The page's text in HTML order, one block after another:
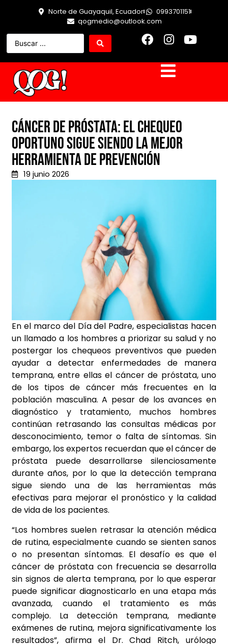
Norte de Guayaquil, Ecuador
0993701151
qogmedio@outlook.com
CÁNCER DE PRÓSTATA: EL CHEQUEO
OPORTUNO SIGUE SIENDO LA MEJOR
HERRAMIENTA DE PREVENCIÓN
19 junio 2026
En el marco del Día del Padre, especialistas hacen
un llamado a los hombres a priorizar su salud y no
postergar los chequeos preventivos que pueden
ayudar a detectar enfermedades de manera
temprana, entre ellas el cáncer de próstata, uno
de los tipos de cáncer más frecuentes en la
población masculina. A pesar de los avances en
diagnóstico y tratamiento, muchos hombres
continúan retrasando las consultas médicas por
desconocimiento, temor o falta de síntomas. Sin
embargo, los expertos recuerdan que el cáncer de
próstata puede desarrollarse silenciosamente
durante años, por lo que la detección temprana
sigue siendo una de las herramientas más
efectivas para mejorar el pronóstico y la calidad
de vida de los pacientes.
“Los hombres suelen retrasar la atención médica
de rutina, especialmente cuando se sienten sanos
o no presentan síntomas. El desafío es que el
cáncer de próstata con frecuencia se desarrolla
sin signos de alerta temprana, por lo que esperar
puede significar diagnosticarlo en una etapa más
avanzada, cuando el tratamiento es más
complejo. La detección temprana, mediante
exámenes de rutina, mejora significativamente los
resultados”, afirma el Dr. Chad Ritch, urólogo